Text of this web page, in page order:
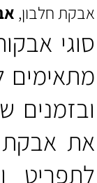
הגוף
המושלם.
אבקת חלבון,
סוגי
מתאימים
ובזמנים
את אבקת
לתפריט